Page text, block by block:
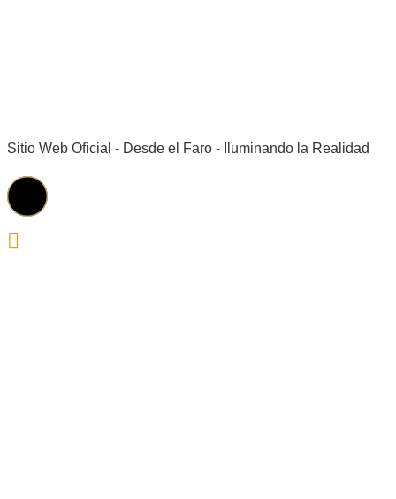
Sitio Web Oficial - Desde el Faro - Iluminando la Realidad